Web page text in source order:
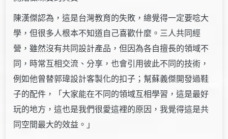
陳漢傑認為，這是台灣教育的失敗，總覺得一定要唸大
學，但很多人根本不知道自己喜歡什麼。三人共同經
營，雖然沒有共同設計產品，但因為各自擅長的領域不
同，時常互相交流、分享，也會引用彼此不同的技術，
例如他曾替郭瑋設計客製化的扣子；幫蘇義傑開發過鞋
子的配件，「大家能在不同的領域互相學習，這是最好
玩的地方，這也是我們很愛這裡的原因，我覺得這是共
同空間最大的效益。」